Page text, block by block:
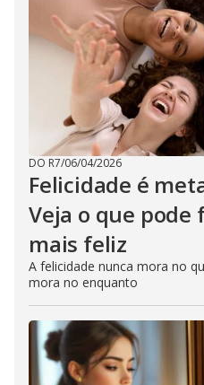
DO R7/06/04/2026
Felicidade é
Veja o que pode
mais feliz
A felicidade nunca mora no
mora no enquanto